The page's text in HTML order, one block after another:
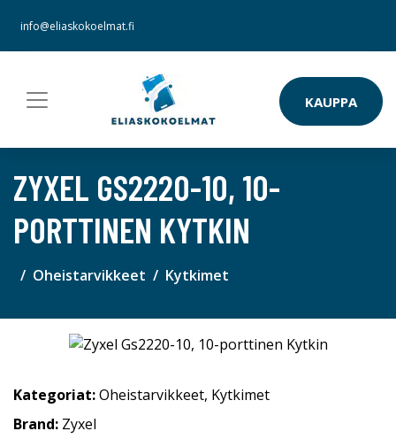
info@eliaskokoelmat.fi
KAUPPA
ZYXEL GS2220-10, 10-
PORTTINEN KYTKIN
Oheistarvikkeet Kytkimet
Kategoriat:Oheistarvikkeet, Kytkimet
Brand: Zyxel